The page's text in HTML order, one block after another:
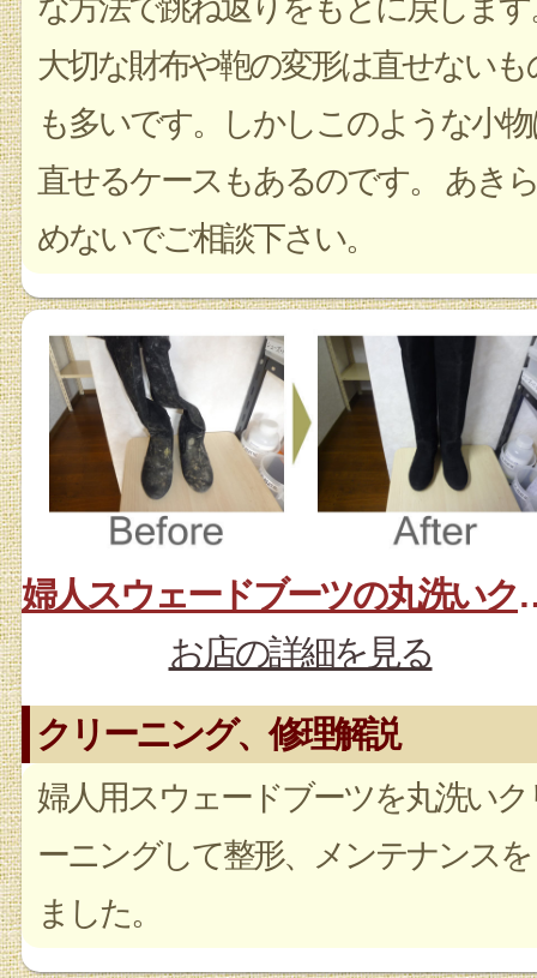
な方法で跳ね返りをもとに戻します
大切な財布や鞄の変形は直せないも
も多いです。しかしこのような小
直せるケースもあるのです。 あきら
めないでご相談下さい。
婦人スウェード
お店の詳細を見る
クリーニング、修理解説
婦人用スウェードブーツを丸洗いク
ーニングして整形、メンテナンス
ました。